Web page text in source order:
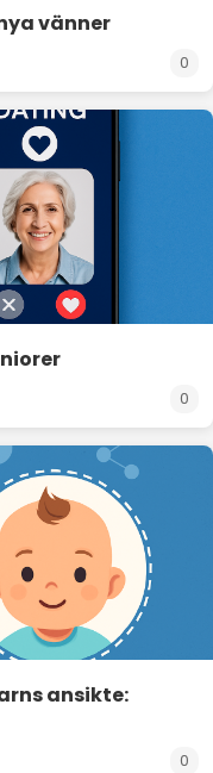
vänner
0
0
ansikte:
0